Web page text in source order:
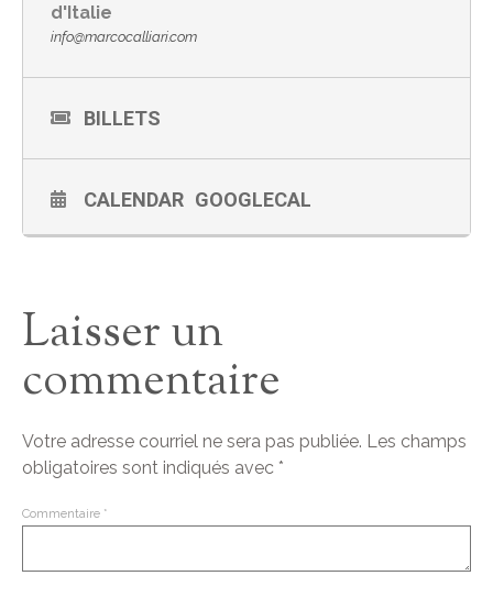
d'Italie
info@marcocalliari.com
BILLETS
CALENDAR GOOGLECAL
Laisser un
commentaire
Votre adresse courriel ne sera pas publiée. Les champs
obligatoires sont indiqués avec *
Commentaire *